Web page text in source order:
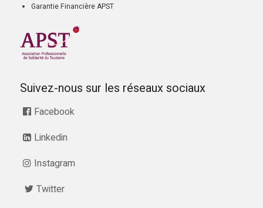
Garantie Financière APST
Suivez-nous sur les réseaux sociaux
Facebook
Linkedin
Instagram
Twitter